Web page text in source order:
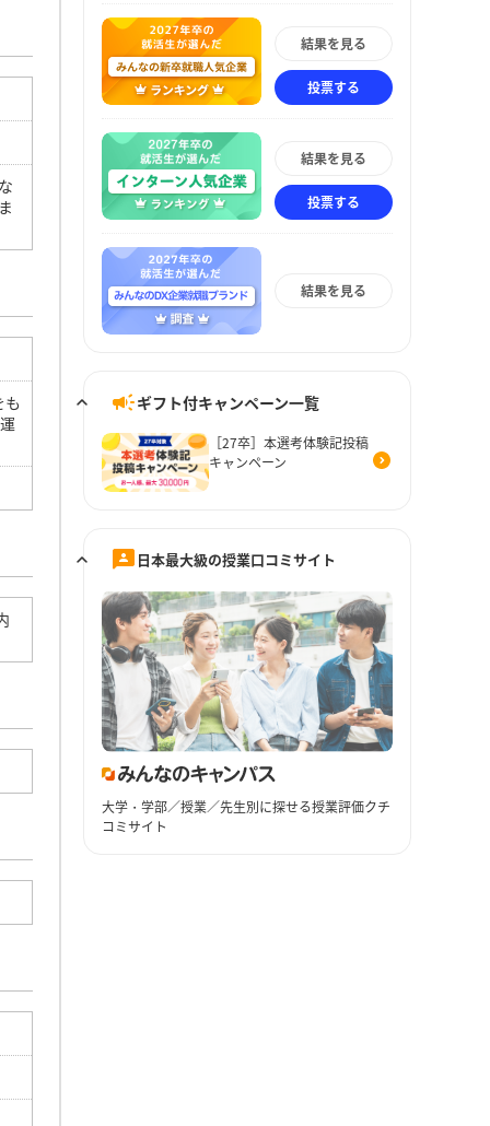
結果を見る
投票する
結果を見る
投票する
結果を見る
ギフト付キャンペーン一覧
［27卒］本選考体験記投稿
キャンペーン
日本最大級の授業口コミサイト
大学・学部／授業／先生別に探せる授業評価クチ
コミサイト